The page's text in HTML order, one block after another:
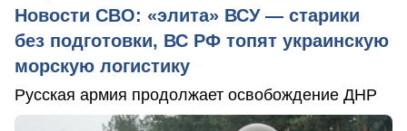
Новости СВО: «элита» ВСУ — старики
без подготовки, ВС РФ топят украинскую
морскую логистику
Русская армия продолжает освобождение ДНР